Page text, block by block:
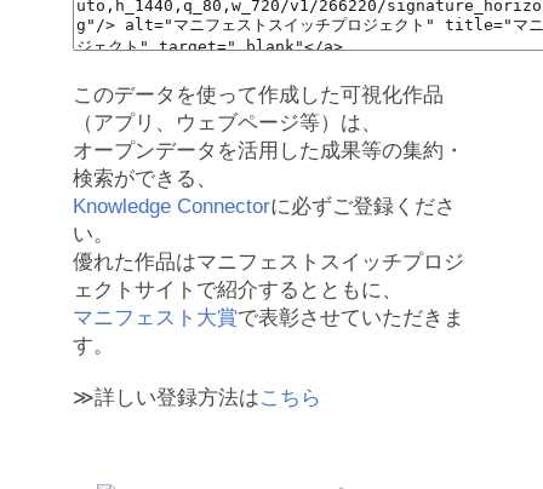
このデータを使って作成した可視化作品
（アプリ、ウェブページ等）は、
オープンデータを活用した成果等の集約・
検索ができる、
Knowledge Connectorに必ずご登録くださ
い。
優れた作品はマニフェストスイッチプロジ
ェクトサイトで紹介するとともに、
マニフェスト大賞で表彰させていただきま
す。
≫詳しい登録方法はこちら